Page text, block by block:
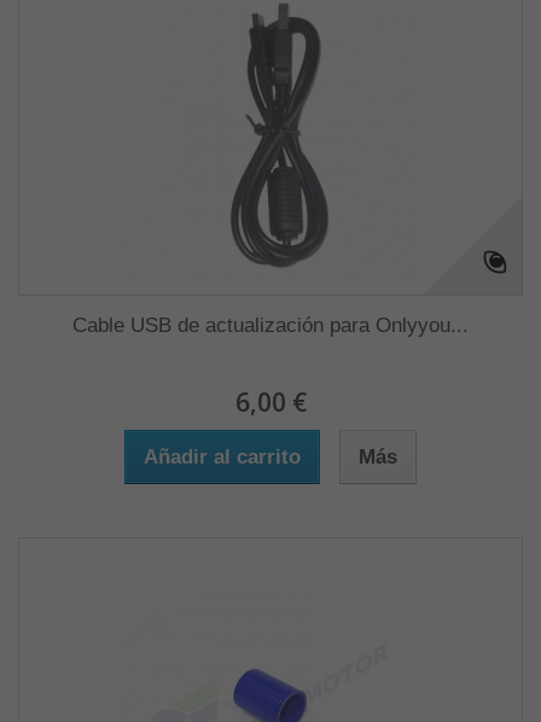
Cable USB de actualización para Onlyyou...
6,00 €
Añadir al carrito Más